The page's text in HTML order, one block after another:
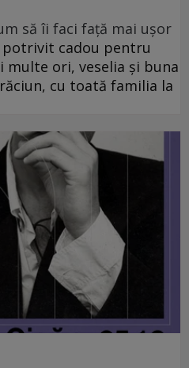
să îi faci față mai ușor
cadou pentru
multe ori, veselia și buna
cu toată familia la